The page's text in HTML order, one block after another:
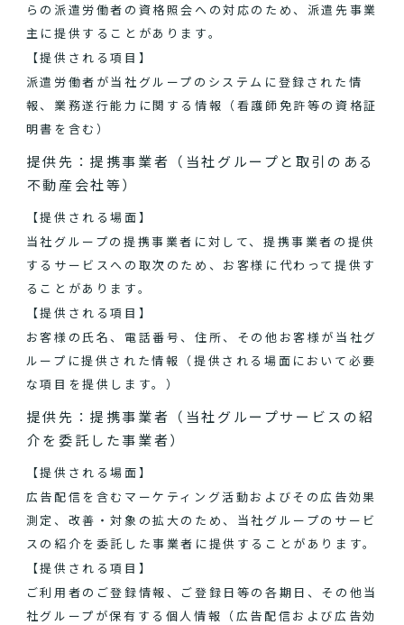
らの派遣労働者の資格照会への対応のため、派遣先事業
主に提供することがあります。
【提供される項目】
派遣労働者が当社グループのシステムに登録された情
報、業務遂行能力に関する情報（看護師免許等の資格証
明書を含む）
提供先：提携事業者（当社グループと取引のある
不動産会社等）
【提供される場面】
当社グループの提携事業者に対して、提携事業者の提供
するサービスへの取次のため、お客様に代わって提供す
ることがあります。
【提供される項目】
お客様の氏名、電話番号、住所、その他お客様が当社グ
ループに提供された情報（提供される場面において必要
な項目を提供します。）
提供先：提携事業者（当社グループサービスの紹
介を委託した事業者）
【提供される場面】
広告配信を含むマーケティング活動およびその広告効果
測定、改善・対象の拡大のため、当社グループのサービ
スの紹介を委託した事業者に提供することがあります。
【提供される項目】
ご利用者のご登録情報、ご登録日等の各期日、その他当
社グループが保有する個人情報（広告配信および広告効